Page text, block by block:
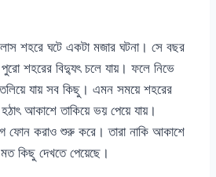
শহরে ঘটে একটা মজার ঘটনা। সে বছর
শহরের বিদ্যুৎ চলে যায়। ফলে নিভে
যায় সব কিছু। এমন সময়ে শহরের
আকাশে তাকিয়ে ভয় পেয়ে যায়।
ফোন করাও শুরু করে। তারা নাকি আকাশে
কিছু দেখতে পেয়েছে।